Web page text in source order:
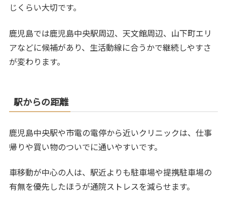
じくらい大切です。
鹿児島では鹿児島中央駅周辺、天文館周辺、山下町エリ
アなどに候補があり、生活動線に合うかで継続しやすさ
が変わります。
駅からの距離
鹿児島中央駅や市電の電停から近いクリニックは、仕事
帰りや買い物のついでに通いやすいです。
車移動が中心の人は、駅近よりも駐車場や提携駐車場の
有無を優先したほうが通院ストレスを減らせます。